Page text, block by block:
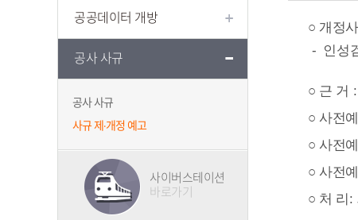
공공데이터 개방
공사 사규
공사 사규
사규 제·개정 예고
사이버스테이션
바로가기
○ 개정
- 인성
○ 근 거 :
○ 사전
○ 사전
○ 사전
○ 처 리 :